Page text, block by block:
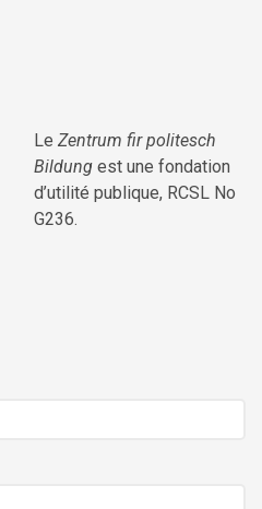
Le Zentrum fir politesch
Bildung est une fondation
d’utilité publique, RCSL No
G236.